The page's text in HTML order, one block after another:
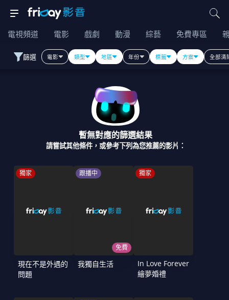
電視頻道 電影 戲劇 動漫 綜藝 免費專區
篩選 電影 類型 地區 年份 標籤 方案 全部清
暫無對應的篩選結果
請嘗試其他條件，或參考下列為您推薦的影片：
獨家
現在不是外遇的
問題
跟播中
免費
我獨自生活
獨家
In Love Forever
繪夢婚禮